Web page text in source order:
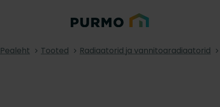
Pealeht Tooted Radiaatorid ja vannitoaradiaatorid